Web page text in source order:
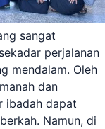
sangat
perjalanan
mendalam. Oleh
dan
ibadah dapat
Namun, di